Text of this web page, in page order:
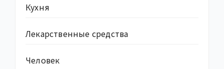
Кухня
Лекарственные средства
Человек